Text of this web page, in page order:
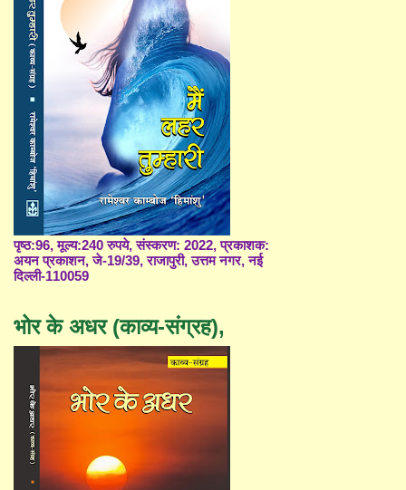
पृष्ठ:96, मूल्य:240 रुपये, संस्करण: 2022, प्रकाशक:
अयन प्रकाशन, जे-19/39, राजापुरी, उत्तम नगर, नई
दिल्ली-110059
भोर के अधर (काव्य-संग्रह),